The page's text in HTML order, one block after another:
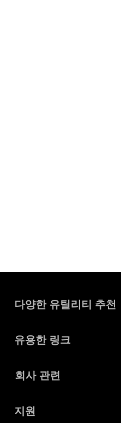
다양한 유틸리티 추천
윈도우 데이터 복구
파티션 관리 도구
중복 파일 찾기 및 제거
유용한 링크
꿀팁 모음
맥 복구 솔루션
회사 관련
회사소개
지원